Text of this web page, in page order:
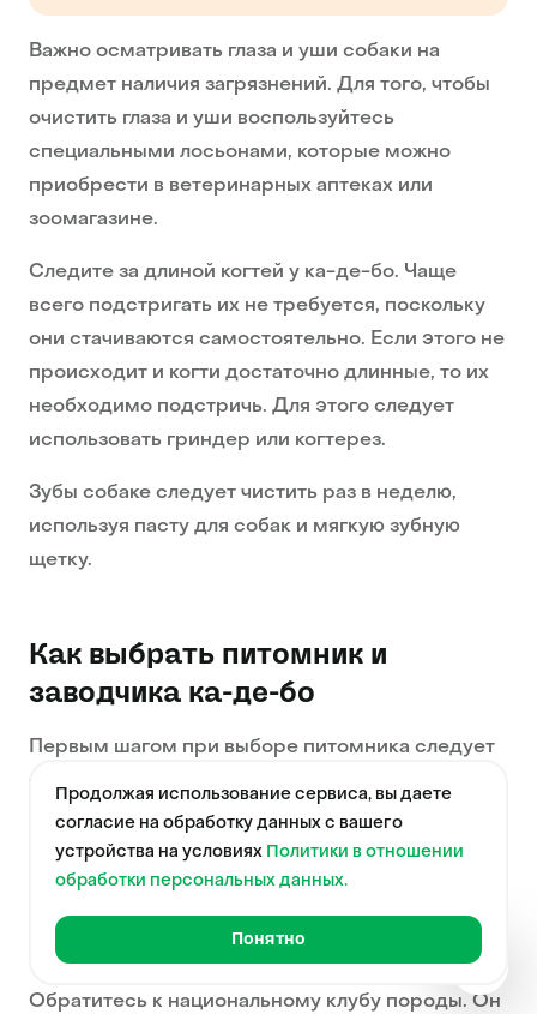
Краткая
Важно осматривать глаза и уши собаки на
предмет наличия загрязнений. Для того, чтобы
очистить глаза и уши воспользуйтесь
специальными лосьонами, которые можно
приобрести в ветеринарных аптеках или
зоомагазине.
Следите за длиной когтей у ка-де-бо. Чаще
всего подстригать их не требуется, поскольку
они стачиваются самостоятельно. Если этого не
происходит и когти достаточно длинные, то их
необходимо подстричь. Для этого следует
использовать гриндер или когтерез.
Зубы собаке следует чистить раз в неделю,
используя пасту для собак и мягкую зубную
щетку.
Как выбрать питомник и
заводчика ка-де-бо
Первым шагом при выборе питомника следует
является отличным инструментом для этого.
Просмотрите сайты, почитайте форумы,
изучите породные группы. Обратите внимание
на отзывы владельцев, рекомендации других
заводчиков и специалистов по породе.
Обратитесь к национальному клубу породы. Он
Продолжая использование сервиса, вы даете
согласие на обработку данных с вашего
устройства на условиях Политики в отношении
обработки персональных данных.
Понятно